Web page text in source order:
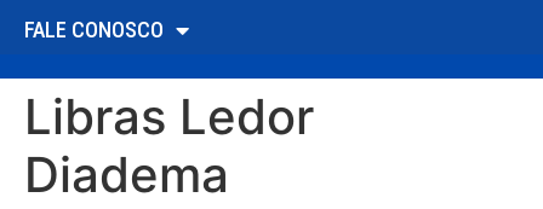
FALE CONOSCO
Libras Ledor
Diadema